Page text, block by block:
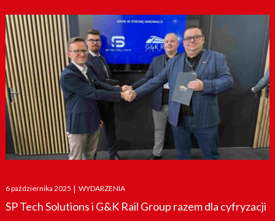
Posted
on
6 października 2025 | WYDARZENIA
SP Tech Solutions i G&K Rail Group razem dla cyfryzacji